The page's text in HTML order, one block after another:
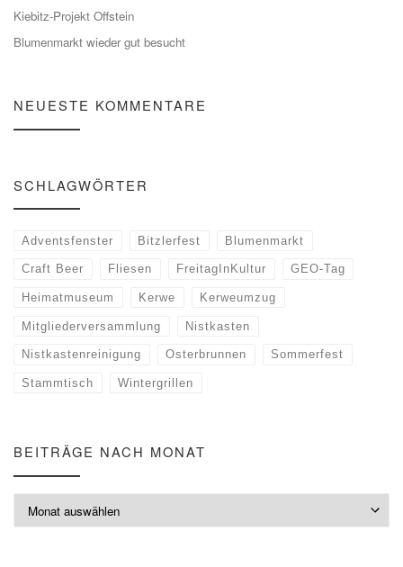
Kiebitz-Projekt Offstein
Blumenmarkt wieder gut besucht
NEUESTE KOMMENTARE
SCHLAGWÖRTER
Adventsfenster Bitzlerfest Blumenmarkt
Craft Beer Fliesen FreitagInKultur GEO-Tag
Heimatmuseum Kerwe Kerweumzug
Mitgliederversammlung Nistkasten
Nistkastenreinigung Osterbrunnen Sommerfest
Stammtisch Wintergrillen
BEITRÄGE NACH MONAT